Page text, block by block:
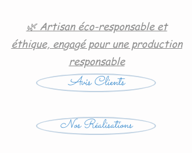
🌿 Artisan éco-responsable et
éthique, engagé pour une production
responsable
Avis Clients
Nos Réalisations